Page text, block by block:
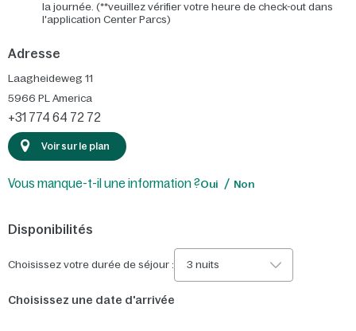
la journée. (**veuillez vérifier votre heure de check-out dans
l'application Center Parcs)
Adresse
Laagheideweg 11
5966 PL America
+31 774 64 72 72
Voir sur le plan
Vous manque-t-il une information ?Oui Non
Disponibilités
Choisissez votre durée de séjour : 3 nuits
Choisissez une date d'arrivée